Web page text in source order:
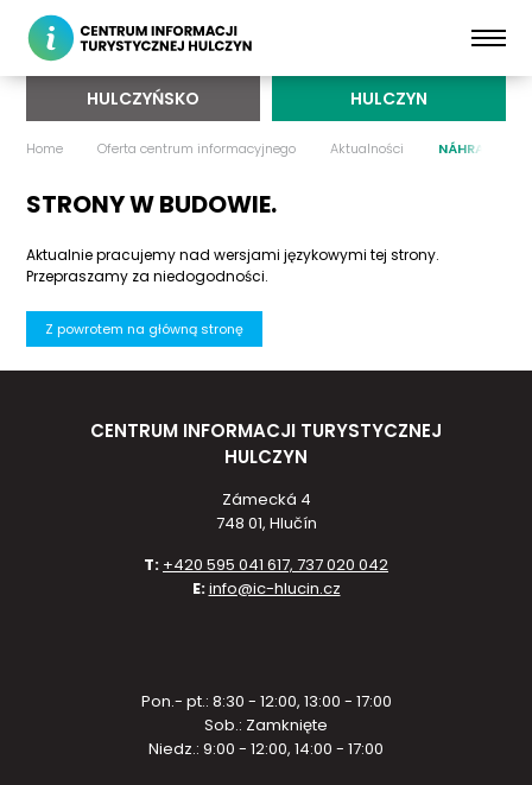
HULCZYŃSKO HULCZYN
Home Oferta centrum informacyjnego Aktualności NÁHRADNÍ
STRONY W BUDOWIE.
Aktualnie pracujemy nad wersjami językowymi tej strony.
Przepraszamy za niedogodności.
Z powrotem na główną stronę
CENTRUM INFORMACJI TURYSTYCZNEJ
HULCZYN
Zámecká 4
748 01, Hlučín
T: +420 595 041 617, 737 020 042
E:info@ic-hlucin.cz
Pon.- pt.: 8:30 - 12:00, 13:00 - 17:00
Sob.: Zamknięte
Niedz.: 9:00 - 12:00, 14:00 - 17:00